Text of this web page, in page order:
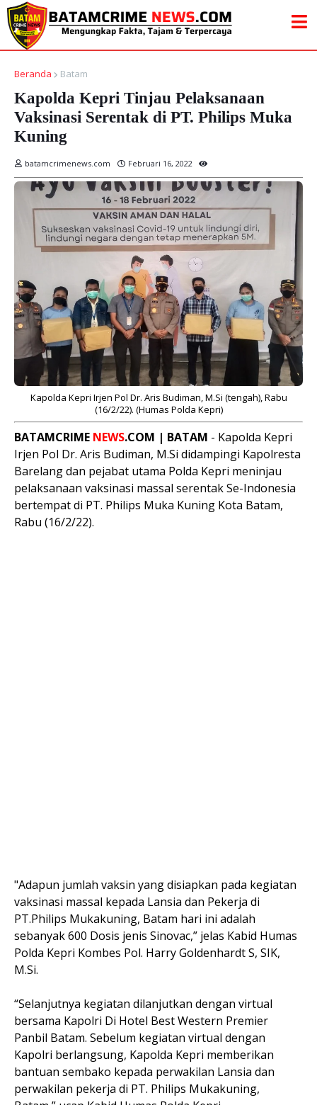
Beranda Batam
Kapolda Kepri Tinjau Pelaksanaan
Vaksinasi Serentak di PT. Philips Muka
Kuning
batamcrimenews.com Februari 16, 2022
Kapolda Kepri Irjen Pol Dr. Aris Budiman, M.Si (tengah), Rabu
(16/2/22). (Humas Polda Kepri)
BATAMCRIME NEWS.COM | BATAM - Kapolda Kepri
Irjen Pol Dr. Aris Budiman, M.Si didampingi Kapolresta
Barelang dan pejabat utama Polda Kepri meninjau
pelaksanaan vaksinasi massal serentak Se-Indonesia
bertempat di PT. Philips Muka Kuning Kota Batam,
Rabu (16/2/22).
"Adapun jumlah vaksin yang disiapkan pada kegiatan
vaksinasi massal kepada Lansia dan Pekerja di
PT.Philips Mukakuning, Batam hari ini adalah
sebanyak 600 Dosis jenis Sinovac,” jelas Kabid Humas
Polda Kepri Kombes Pol. Harry Goldenhardt S, SIK,
M.Si.
“Selanjutnya kegiatan dilanjutkan dengan virtual
bersama Kapolri Di Hotel Best Western Premier
Panbil Batam. Sebelum kegiatan virtual dengan
Kapolri berlangsung, Kapolda Kepri memberikan
bantuan sembako kepada perwakilan Lansia dan
perwakilan pekerja di PT. Philips Mukakuning,